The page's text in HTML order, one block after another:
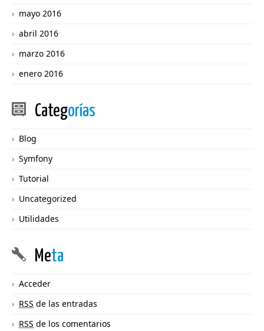
mayo 2016
abril 2016
marzo 2016
enero 2016
Categorías
Blog
Symfony
Tutorial
Uncategorized
Utilidades
Meta
Acceder
RSS de las entradas
RSS de los comentarios